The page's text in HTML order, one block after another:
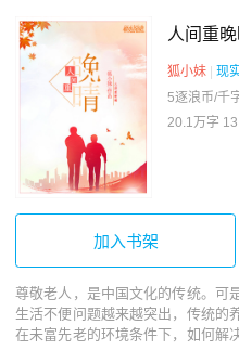
人间重
狐小妹
现
5逐浪币/千
20.1万字
加入书架
尊敬老人，是中国文化的传统。可
生活不便问题越来越突出，传统的
在未富先老的环境条件下，如何解